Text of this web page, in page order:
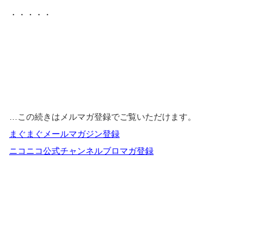
・・・・・
…この続きはメルマガ登録でご覧いただけます。
まぐまぐメールマガジン登録
ニコニコ公式チャンネルブロマガ登録